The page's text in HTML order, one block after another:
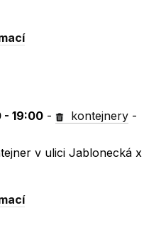
- 19:00 - kontejnery -
v ulici Jablonecká x